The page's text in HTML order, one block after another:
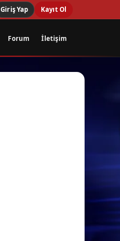
Giriş Yap Kayıt Ol
Forum İletişim